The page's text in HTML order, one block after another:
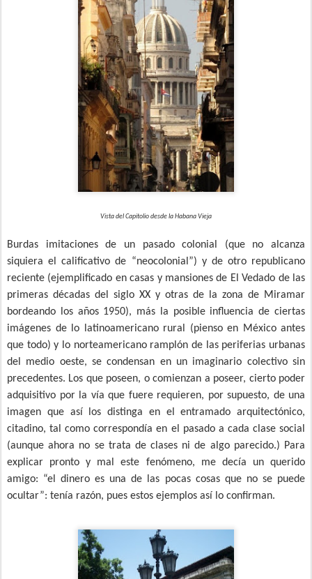
Vista del Capitolio desde la Habana Vieja
Burdas imitaciones de un pasado colonial (que no alcanza
siquiera el calificativo de “neocolonial”) y de otro republicano
reciente (ejemplificado en casas y mansiones de El Vedado de las
primeras décadas del siglo XX y otras de la zona de Miramar
bordeando los años 1950), más la posible influencia de ciertas
imágenes de lo latinoamericano rural (pienso en México antes
que todo) y lo norteamericano ramplón de las periferias urbanas
del medio oeste, se condensan en un imaginario colectivo sin
precedentes. Los que poseen, o comienzan a poseer, cierto poder
adquisitivo por la vía que fuere requieren, por supuesto, de una
imagen que así los distinga en el entramado arquitectónico,
citadino, tal como correspondía en el pasado a cada clase social
(aunque ahora no se trata de clases ni de algo parecido.) Para
explicar pronto y mal este fenómeno, me decía un querido
amigo: “el dinero es una de las pocas cosas que no se puede
ocultar”: tenía razón, pues estos ejemplos así lo confirman.